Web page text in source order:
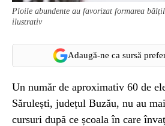
Ploile abundente au favorizat formarea
ilustrativ
Adaugă-ne ca sursă
Un număr de aproximativ 60 de
Sărulești, județul Buzău, nu au
cursuri după ce școala în care